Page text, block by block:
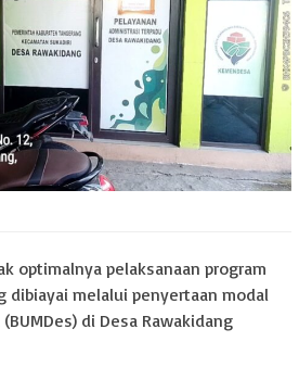
optimalnya pelaksanaan program
dibiayai melalui penyertaan modal
di Desa Rawakidang